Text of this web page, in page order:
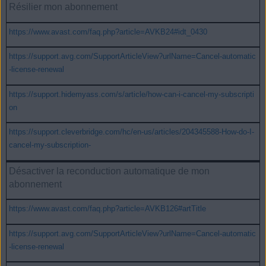
Résilier mon abonnement
https://www.avast.com/faq.php?article=AVKB24#idt_0430
https://support.avg.com/SupportArticleView?urlName=Cancel-automatic
-license-renewal
https://support.hidemyass.com/s/article/how-can-i-cancel-my-subscripti
on
https://support.cleverbridge.com/hc/en-us/articles/204345588-How-do-I-
cancel-my-subscription-
Désactiver la reconduction automatique de mon
abonnement
https://www.avast.com/faq.php?article=AVKB126#artTitle
https://support.avg.com/SupportArticleView?urlName=Cancel-automatic
-license-renewal